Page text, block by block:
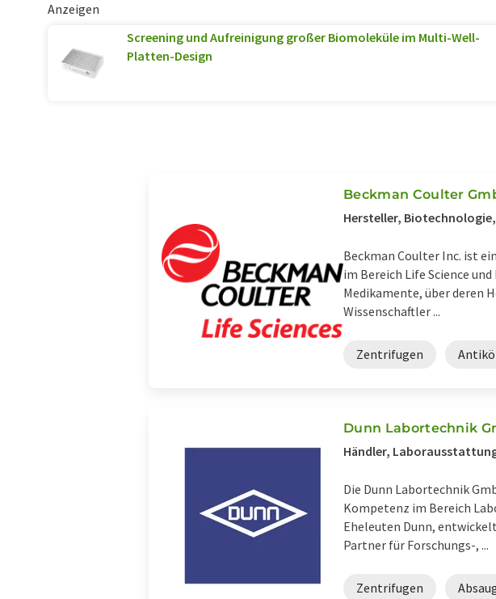
Anzeigen
Screening und Aufreinigung großer Biomoleküle im Multi-Well-
Platten-Design
Beckman Coulter
Hersteller,
Beckman Coulter Inc. ist
im Bereich Life Science
Medikamente, über deren
Wissenschaftler ...
Zentrifugen
Dunn Labortechnik
Händler,
Die Dunn Labortechnik
Kompetenz im Bereich
Eheleuten Dunn,
Partner für Forschungs-, ...
Zentrifugen